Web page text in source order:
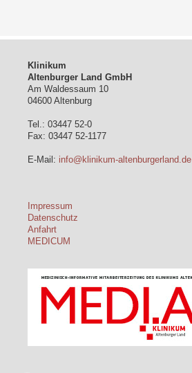
Klinikum
Altenburger Land GmbH
Am Waldessaum 10
04600 Altenburg
Tel.: 03447 52-0
Fax: 03447 52-1177
E-Mail: info@klinikum-altenburgerland.de
Impressum
Datenschutz
Anfahrt
MEDICUM